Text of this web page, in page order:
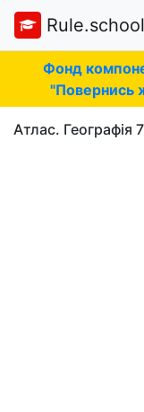
Rule.school
Фонд
"Повернись
Атлас. Географія